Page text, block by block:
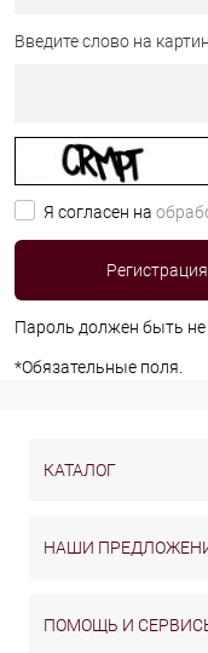
Введите слово на
Я согласен на
Пароль должен быть не
*Обязательные поля.
КАТАЛОГ
НАШИ
ПОМОЩЬ И